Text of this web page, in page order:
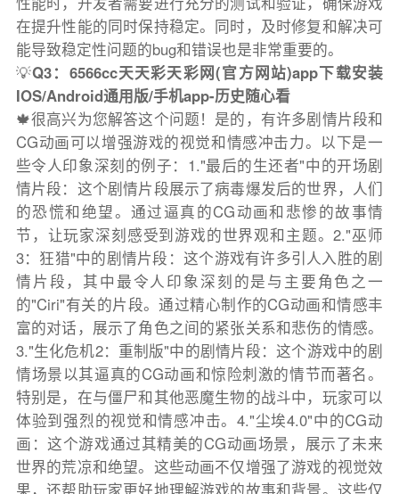
在提升性能的同时保持稳定。同时，及时修复和解决可
能导致稳定性问题的bug和错误也是非常重要的。
💡Q3：6566cc天天彩天彩网(官方网站)app下载安装
IOS/Android通用版/手机app-历史随心看
🍁很高兴为您解答这个问题！是的，有许多剧情片段和
CG动画可以增强游戏的视觉和情感冲击力。以下是一
些令人印象深刻的例子：1."最后的生还者"中的开场剧
情片段：这个剧情片段展示了病毒爆发后的世界，人们
的恐慌和绝望。通过逼真的CG动画和悲惨的故事情
节，让玩家深刻感受到游戏的世界观和主题。2."巫师
3：狂猎"中的剧情片段：这个游戏有许多引人入胜的剧
情片段，其中最令人印象深刻的是与主要角色之一
的"Ciri"有关的片段。通过精心制作的CG动画和情感丰
富的对话，展示了角色之间的紧张关系和悲伤的情感。
3."生化危机2：重制版"中的剧情片段：这个游戏中的剧
情场景以其逼真的CG动画和惊险刺激的情节而著名。
特别是，在与僵尸和其他恶魔生物的战斗中，玩家可以
体验到强烈的视觉和情感冲击。4."尘埃4.0"中的CG动
画：这个游戏通过其精美的CG动画场景，展示了未来
世界的荒凉和绝望。这些动画不仅增强了游戏的视觉效